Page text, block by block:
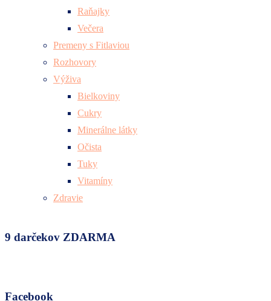
Raňajky
Večera
Premeny s Fitlaviou
Rozhovory
Výživa
Bielkoviny
Cukry
Minerálne látky
Očista
Tuky
Vitamíny
Zdravie
9 darčekov ZDARMA
Facebook